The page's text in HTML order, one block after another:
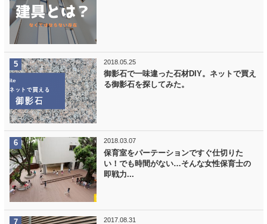
2018.05.25
御影石で一味違った石材DIY。ネットで買え
る御影石を探してみた。
2018.03.07
保育室をパーテーションですぐ仕切りた
い！でも時間がない…そんな女性保育士の
即戦力...
2017.08.31